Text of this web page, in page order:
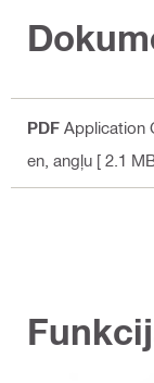
PDF Application
en , angļu [ 2.1